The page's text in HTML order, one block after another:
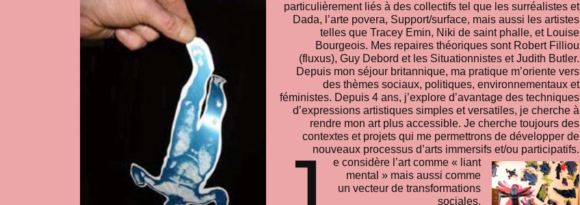
particulièrement liés à des collectifs tel que les surréalistes et
Dada, l’arte povera, Support/surface, mais aussi les artistes
telles que Tracey Emin, Niki de saint phalle, et Louise
Bourgeois. Mes repaires théoriques sont Robert Filliou
(fluxus), Guy Debord et les Situationnistes et Judith Butler.
Depuis mon séjour britannique, ma pratique m’oriente vers
des thèmes sociaux, politiques, environnementaux et
féministes. Depuis 4 ans, j’explore d’avantage des techniques
d’expressions artistiques simples et versatiles, je cherche à
rendre mon art plus accessible. Je cherche toujours des
contextes et projets qui me permettrons de développer de
nouveaux processus d’arts immersifs et/ou participatifs.
e considère l’art comme « liant
mental » mais aussi comme
un vecteur de transformations
sociales.